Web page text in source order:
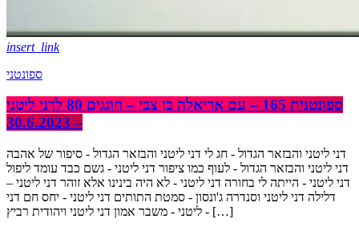
insert_link
ספונטני
ספונטנית 165 – עם אריאלה בן צבי – חוגגים 80 לדני ליטני
– 30.6.2023
דני ליטני והבזאר הגדול - חג לי דני ליטני והבזאר הגדול - סיפור של אהבה
דני ליטני והבזאר הגדול - לעוף כמו ציפור דני ליטני - גשם כבד עומד ליפול
דני ליטני - הייתה לי בחורה דני ליטני - לא היה בינינו אלא זוהר דני ליטני –
דלילה דני ליטני וסנדרה ג'ונסון - סמטת התותים דני ליטני - יחס חם דני
ליטני - משבר אמון דני ליטני ויהודית רביץ - […]